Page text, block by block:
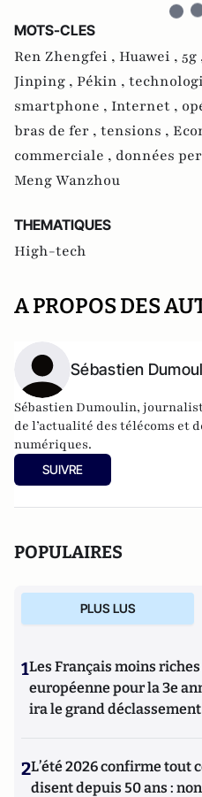
MOTS-CLES
Ren Zhengfei , Huawei , 5g
Jinping , Pékin ,
smartphone , Internet ,
bras de fer , tensions ,
commerciale , données
Meng Wanzhou
THEMATIQUES
High-tech
A PROPOS DES
Sébastien
Sébastien Dumoulin,
de l’actualité des télécoms et
numériques.
SUIVRE
POPULAIRES
PLUS LUS
1Les Français moins
européenne pour la 3e
ira le grand déclassement
2L’été 2026 confirme tout
disent depuis 50 ans :